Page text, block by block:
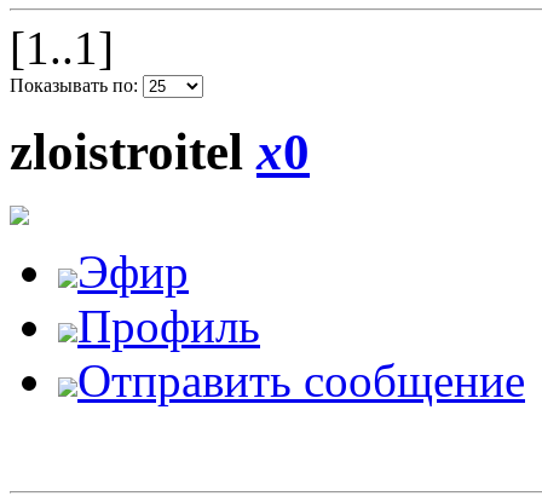
[1..1]
Показывать по:
zloistroitelx0
Эфир
Профиль
Отправить сообщение